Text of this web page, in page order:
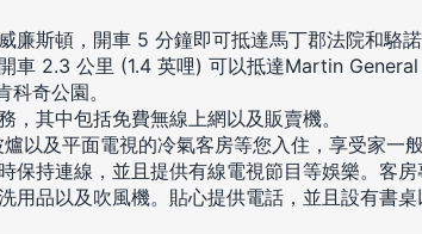
廉斯頓，開車 5 分鐘即可抵達馬丁郡法院和駱
車 2.3 公里 (1.4 英哩) 可以抵達Martin
奇公園。
，其中包括免費無線上網以及販賣機。
以及平面電視的冷氣客房等您入住，享受家一
保持連線，並且提供有線電視節目等娛樂。客房
用品以及吹風機。貼心提供電話，並且設有書桌